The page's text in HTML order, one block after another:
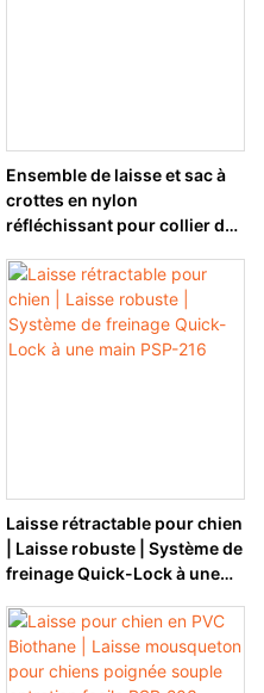
Ensemble de laisse et sac à
crottes en nylon
réfléchissant pour collier de
Laisse rétractable pour chien
| Laisse robuste | Système de
freinage Quick-Lock à une